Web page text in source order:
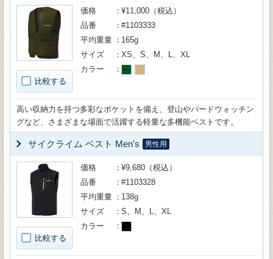
比較する
価格
¥11,000（税込）
品番
#1103333
平均重量
165g
サイズ
XS、S、M、L、XL
カラー
高い収納力を持つ多彩なポケットを備え、登山やバードウォッチン
グなど、さまざまな場面で活躍する軽量な多機能ベストです。
サイクライム ベスト Men's 男性用
比較する
価格
¥9,680（税込）
品番
#1103328
平均重量
138g
サイズ
S、M、L、XL
カラー